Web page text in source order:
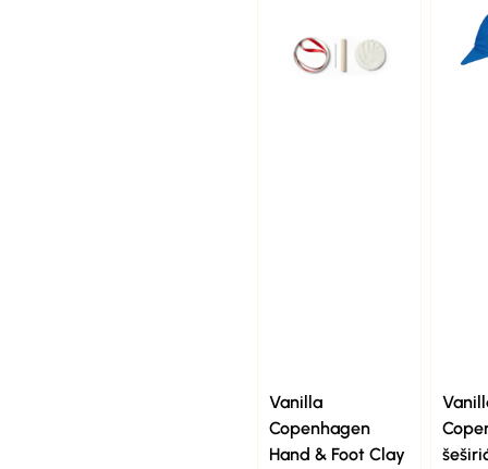
Vanilla
Copenhagen
Hand & Foot Clay